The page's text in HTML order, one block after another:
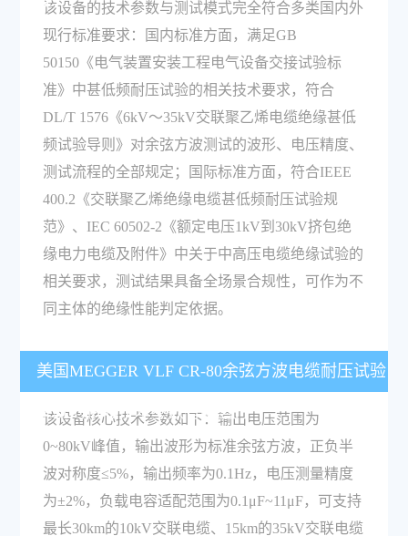
该设备的技术参数与测试模式完全符合多类国内外
现行标准要求：国内标准方面，满足GB
50150《电气装置安装工程电气设备交接试验标
准》中甚低频耐压试验的相关技术要求，符合
DL/T 1576《6kV～35kV交联聚乙烯电缆绝缘甚低
频试验导则》对余弦方波测试的波形、电压精度、
测试流程的全部规定；国际标准方面，符合IEEE
400.2《交联聚乙烯绝缘电缆甚低频耐压试验规
范》、IEC 60502-2《额定电压1kV到30kV挤包绝
缘电力电缆及附件》中关于中高压电缆绝缘试验的
相关要求，测试结果具备全场景合规性，可作为不
同主体的绝缘性能判定依据。
美国MEGGER VLF CR-80余弦方波电缆耐压试验
系统的核心技术参数有哪些？
该设备核心技术参数如下：输出电压范围为
0~80kV峰值，输出波形为标准余弦方波，正负半
波对称度≤5%，输出频率为0.1Hz，电压测量精度
为±2%，负载电容适配范围为0.1μF~11μF，可支持
最长30km的10kV交联电缆、15km的35kV交联电缆